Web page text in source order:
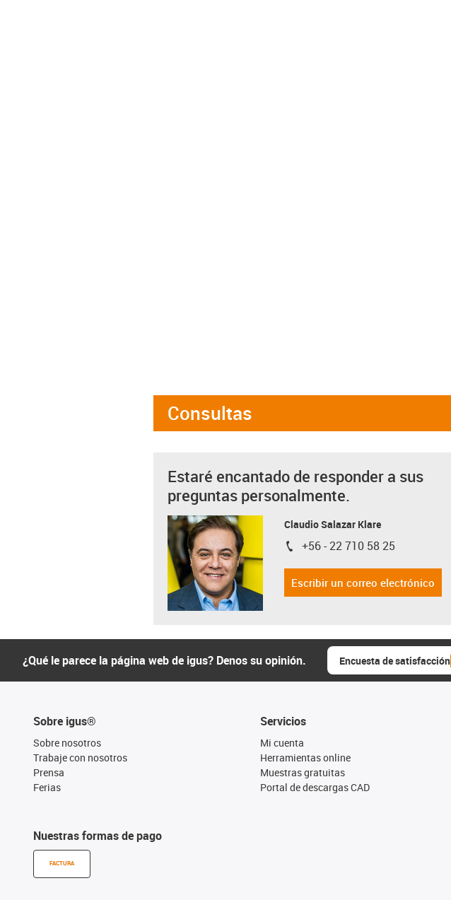
Consultas
Estaré encantado de responder a sus
preguntas personalmente.
Claudio Salazar Klare
igus-icon-phone
+56 - 22 710 58 25
Escribir un correo electrónico
¿Qué le parece la página web de igus? Denos su opinión. Encuesta de satisfacción
Sobre igus®
Sobre nosotros
Trabaje con nosotros
Prensa
Ferias
Nuestras formas de pago
FACTURA
Servicios
Mi cuenta
Herramientas online
Muestras gratuitas
Portal de descargas CAD